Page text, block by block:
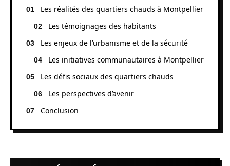
Les réalités des quartiers chauds à Montpellier
Les témoignages des habitants
Les enjeux de l’urbanisme et de la sécurité
Les initiatives communautaires à Montpellier
Les défis sociaux des quartiers chauds
Les perspectives d’avenir
Conclusion